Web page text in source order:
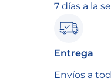
7 días a la
Entrega
Envíos a